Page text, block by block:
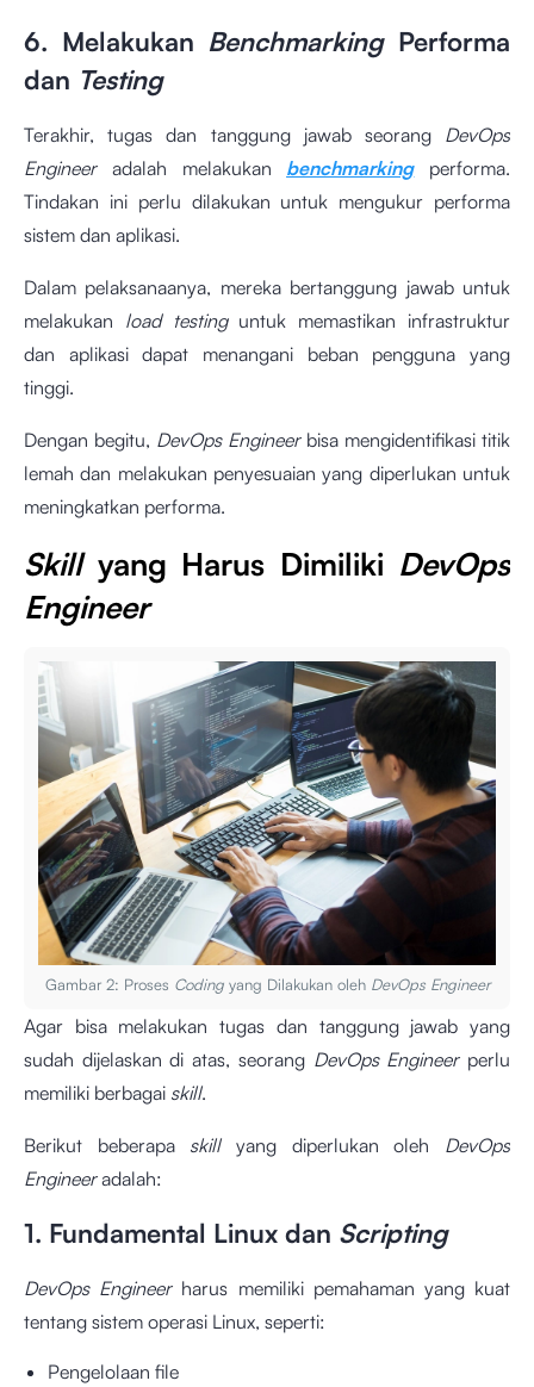
6. Melakukan BenchmarkingPerforma
dan Testing
Terakhir, tugas dan tanggung jawab seorang DevOps
Engineeradalah melakukan benchmarkingperforma.
Tindakan ini perlu dilakukan untuk mengukur performa
sistem dan aplikasi.
Dalam pelaksanaanya, mereka bertanggung jawab untuk
melakukan load testinguntuk memastikan infrastruktur
dan aplikasi dapat menangani beban pengguna yang
tinggi.
Dengan begitu, DevOps Engineer bisa mengidentifikasi titik
lemah dan melakukan penyesuaian yang diperlukan untuk
meningkatkan performa.
Skill yang Harus Dimiliki DevOps
Engineer
Gambar 2: Proses Coding yang Dilakukan oleh DevOps Engineer
Agar bisa melakukan tugas dan tanggung jawab yang
sudah dijelaskan di atas, seorang DevOps Engineerperlu
memiliki berbagai skill.
Berikut beberapa skillyang diperlukan oleh DevOps
Engineeradalah:
1. Fundamental Linux dan Scripting
DevOps Engineerharus memiliki pemahaman yang kuat
tentang sistem operasi Linux, seperti:
Pengelolaan file